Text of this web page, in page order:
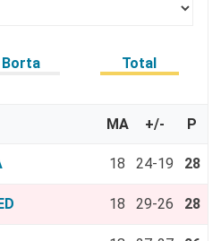
Borta Total
MA +/- P
18 24-19 28
18 29-26 28